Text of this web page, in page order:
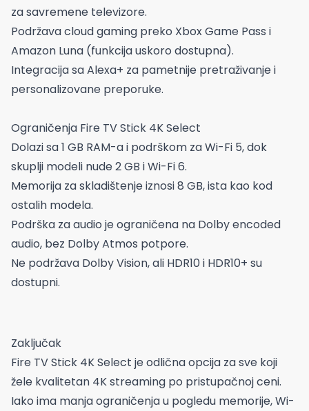
za savremene televizore.
Podržava cloud gaming preko Xbox Game Pass i
Amazon Luna (funkcija uskoro dostupna).
Integracija sa Alexa+ za pametnije pretraživanje i
personalizovane preporuke.
Ograničenja Fire TV Stick 4K Select
Dolazi sa 1 GB RAM-a i podrškom za Wi-Fi 5, dok
skuplji modeli nude 2 GB i Wi-Fi 6.
Memorija za skladištenje iznosi 8 GB, ista kao kod
ostalih modela.
Podrška za audio je ograničena na Dolby encoded
audio, bez Dolby Atmos potpore.
Ne podržava Dolby Vision, ali HDR10 i HDR10+ su
dostupni.
Zaključak
Fire TV Stick 4K Select je odlična opcija za sve koji
žele kvalitetan 4K streaming po pristupačnoj ceni.
Iako ima manja ograničenja u pogledu memorije, Wi-